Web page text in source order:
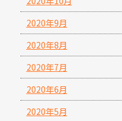
2020年9月
2020年8月
2020年7月
2020年6月
2020年5月